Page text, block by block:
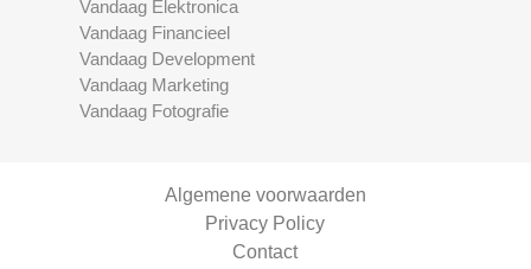
Vandaag Elektronica
Vandaag Financieel
Vandaag Development
Vandaag Marketing
Vandaag Fotografie
Algemene voorwaarden
Privacy Policy
Contact